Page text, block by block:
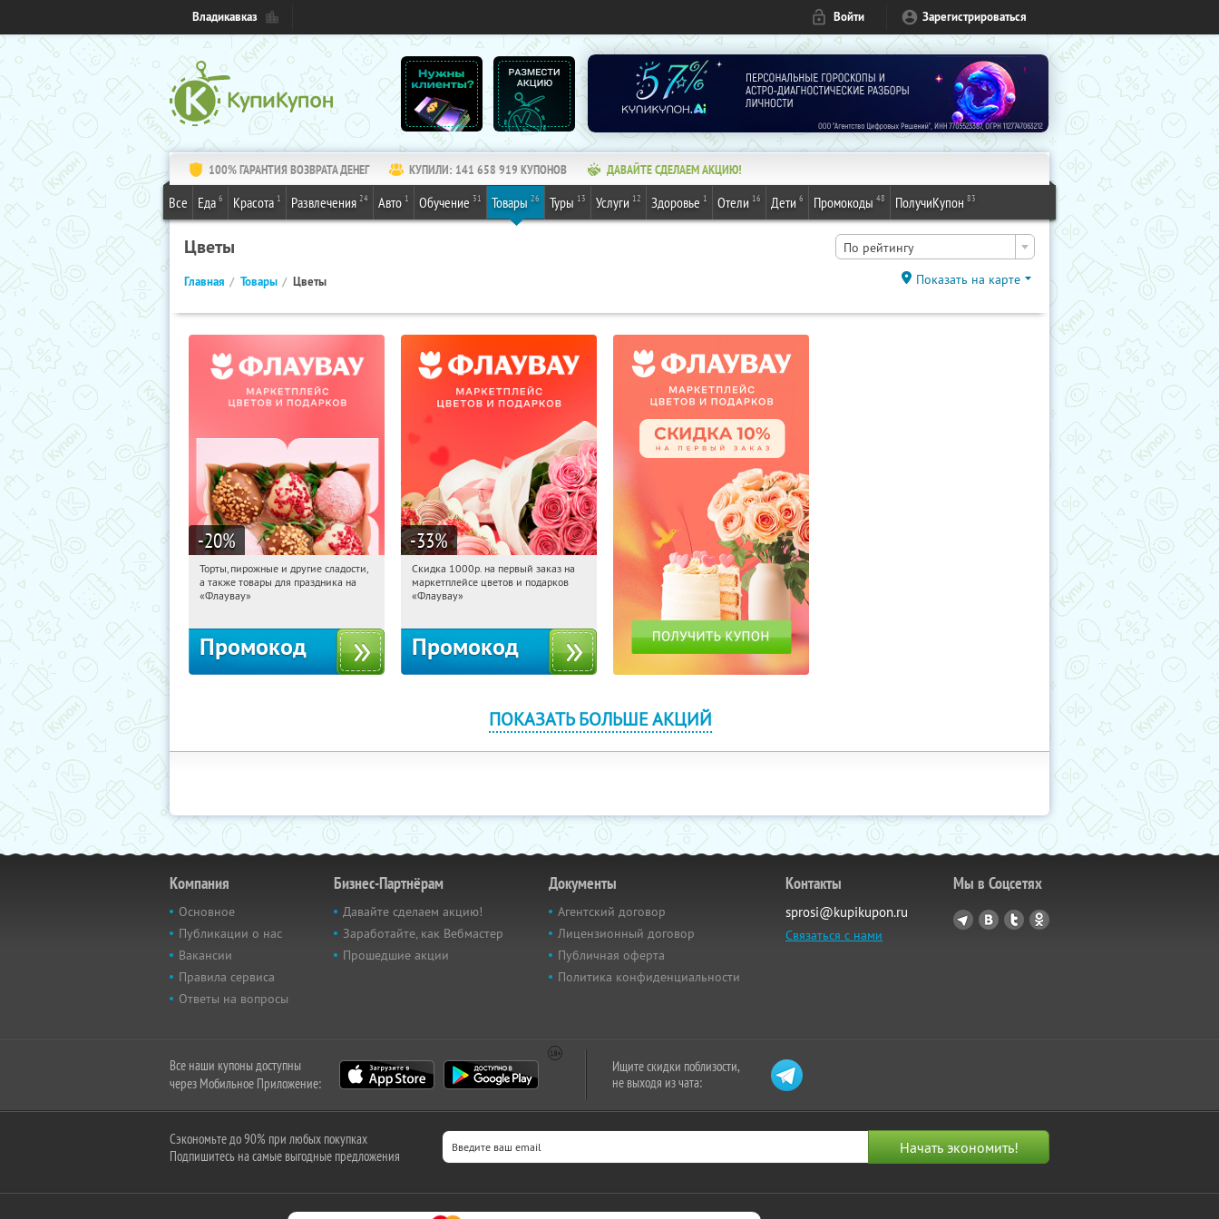
Владикавказ Войти Зарегистрироваться
100% ГАРАНТИЯ ВОЗВРАТА ДЕНЕГ КУПИЛИ: 141 658 919 КУПОНОВ ДАВАЙТЕ СДЕЛАЕМ АКЦИЮ!
Все Еда 6 Красота 1 Развлечения 24 Авто 1 Обучение 31 Товары 26 Туры 13 Услуги 12 Здоровье 1 Отели 16 Дети 6 Промокоды 48 ПолучиКупон 83
Цветы По рейтингу
Главная Товары Цветы Показать на карте
-20%
19:53:03 Получили:
Россия
Торты, пирожные и другие сладости,
а также товары для праздника на
«Флаувау»
Промокод
-33%
19:53:03 Получили:
Россия
Скидка 1000р. на первый заказ на
маркетплейсе цветов и подарков
«Флаувау»
Промокод
ПОКАЗАТЬ БОЛЬШЕ АКЦИЙ
Компания
Основное
Публикации о нас
Вакансии
Правила сервиса
Ответы на вопросы
Бизнес-Партнёрам
Давайте сделаем акцию!
Заработайте, как Вебмастер
Прошедшие акции
Документы
Агентский договор
Лицензионный договор
Публичная оферта
Политика конфиденциальности
Контакты
sprosi@kupikupon.ru
Связаться с нами
Мы в Соцсетях
Все наши купоны доступны
через Мобильное Приложение:
Ищите скидки поблизости,
не выходя из чата:
Сэкономьте до 90% при любых покупках
Подпишитесь на самые выгодные предложения